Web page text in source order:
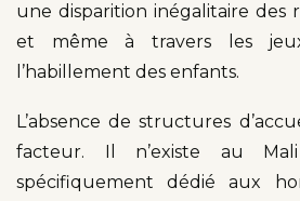
une disparition inégalitaire des
et même à travers les
l’habillement des enfants.
L’absence de structures
facteur. Il n’existe au
spécifiquement dédié aux